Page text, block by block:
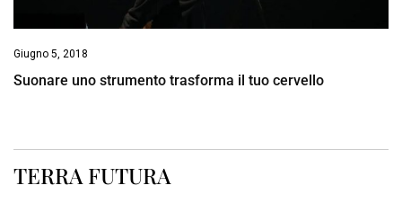
Giugno 5, 2018
Suonare uno strumento trasforma il tuo cervello
TERRA FUTURA